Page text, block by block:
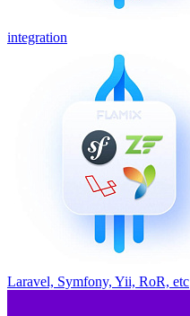
integration
Laravel, Symfony, Yii, RoR, etc